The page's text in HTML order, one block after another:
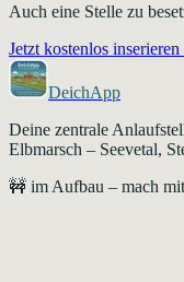
Auch eine Stelle zu
Jetzt kostenlos
DeichApp
Deine zentrale
Elbmarsch – Seevetal,
🚧 im Aufbau – mach